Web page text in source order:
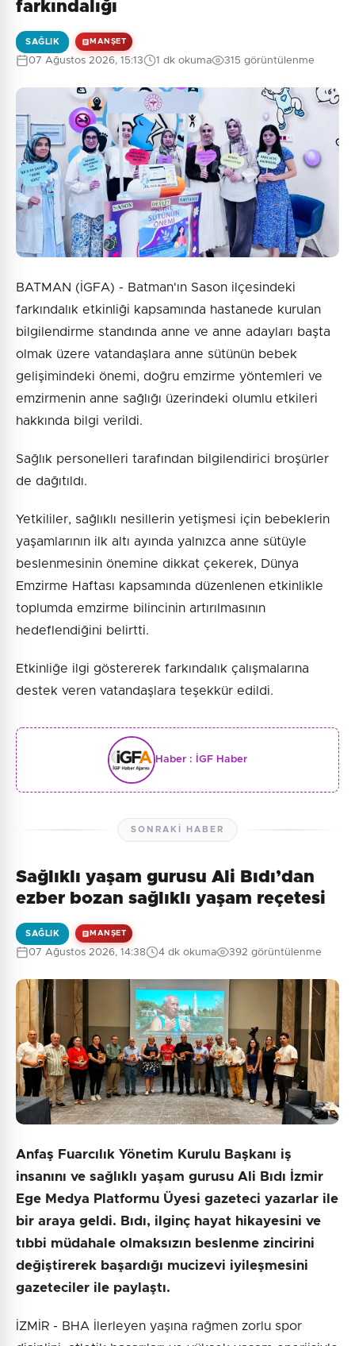
farkındalığı
SAĞLIK MANŞET
07 Ağustos 2026, 15:13 1 dk okuma 315 görüntülenme
BATMAN (İGFA) - Batman'ın Sason ilçesindeki
farkındalık etkinliği kapsamında hastanede kurulan
bilgilendirme standında anne ve anne adayları başta
olmak üzere vatandaşlara anne sütünün bebek
gelişimindeki önemi, doğru emzirme yöntemleri ve
emzirmenin anne sağlığı üzerindeki olumlu etkileri
hakkında bilgi verildi.
Sağlık personelleri tarafından bilgilendirici broşürler
de dağıtıldı.
Yetkililer, sağlıklı nesillerin yetişmesi için bebeklerin
yaşamlarının ilk altı ayında yalnızca anne sütüyle
beslenmesinin önemine dikkat çekerek, Dünya
Emzirme Haftası kapsamında düzenlenen etkinlikle
toplumda emzirme bilincinin artırılmasının
hedeflendiğini belirtti.
Etkinliğe ilgi göstererek farkındalık çalışmalarına
destek veren vatandaşlara teşekkür edildi.
Haber : İGF Haber
SONRAKI HABER
Sağlıklı yaşam gurusu Ali Bıdı’dan
ezber bozan sağlıklı yaşam reçetesi
SAĞLIK MANŞET
07 Ağustos 2026, 14:38 4 dk okuma 392 görüntülenme
Anfaş Fuarcılık Yönetim Kurulu Başkanı iş
insanını ve sağlıklı yaşam gurusu Ali Bıdı İzmir
Ege Medya Platformu Üyesi gazeteci yazarlar ile
bir araya geldi. Bıdı, ilginç hayat hikayesini ve
tıbbi müdahale olmaksızın beslenme zincirini
değiştirerek başardığı mucizevi iyileşmesini
gazeteciler ile paylaştı.
İZMİR - BHA İlerleyen yaşına rağmen zorlu spor